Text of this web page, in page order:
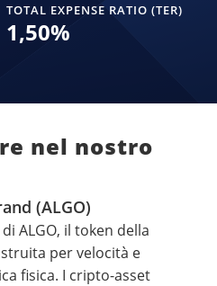
TOTAL EXPENSE RATIO (TER)
1,50%
nel nostro
(ALGO)
ALGO, il token della
per velocità e
fisica. I cripto-asset